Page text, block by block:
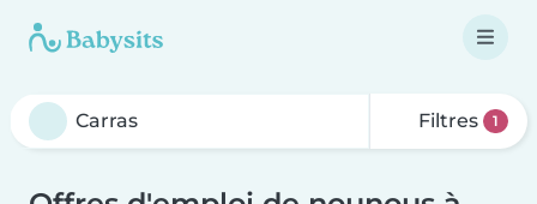
Filtres 1